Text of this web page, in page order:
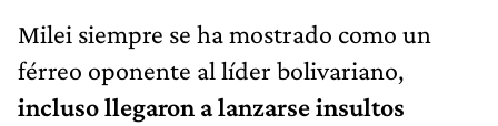
Milei siempre se ha mostrado como un
férreo oponente al líder bolivariano,
incluso llegaron a lanzarse insultos